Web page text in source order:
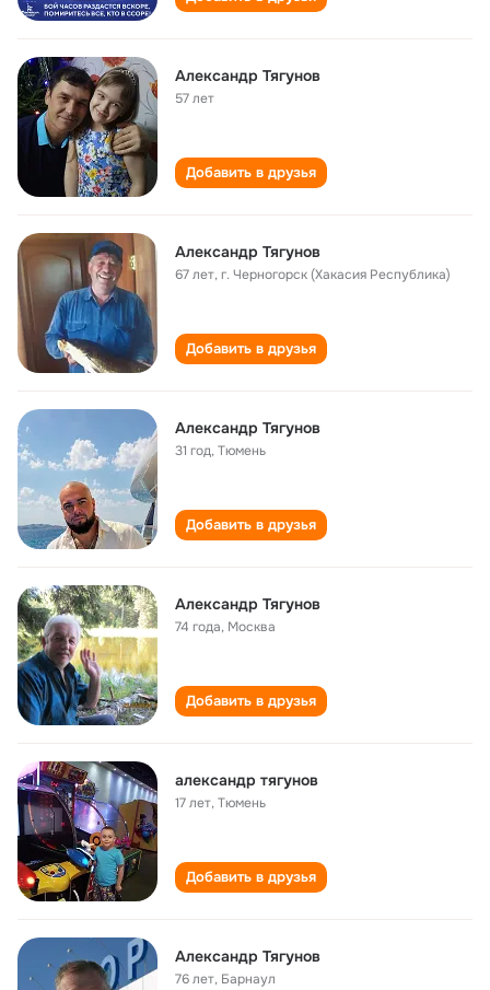
Александр Тягунов
57 лет
Добавить в друзья
Александр Тягунов
67 лет,г. Черногорск (Хакасия Республика)
Добавить в друзья
Александр Тягунов
31 год,Тюмень
Добавить в друзья
Александр Тягунов
74 года, Москва
Добавить в друзья
александр тягунов
17 лет,Тюмень
Добавить в друзья
Александр Тягунов
76 лет, Барнаул